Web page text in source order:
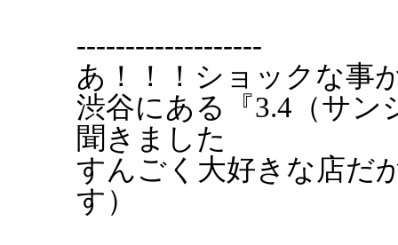
-------------------
あ！！！ショックな事
渋谷にある『3.4（サン
聞きました
すんごく大好きな店だ
す）